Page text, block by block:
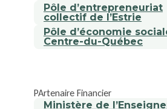
Pôle d’entrepreneuriat
collectif de l’Estrie
Pôle d’économie
Centre-du-Québec
PArtenaire Financier
Ministère de